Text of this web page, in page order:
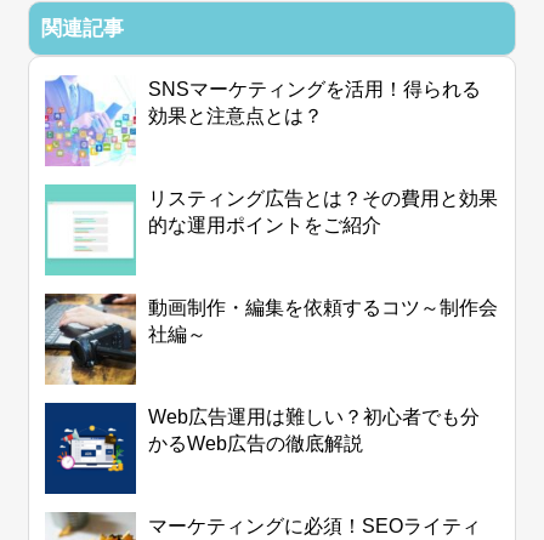
関連記事
SNSマーケティングを活用！得られる
効果と注意点とは？
リスティング広告とは？その費用と効果
的な運用ポイントをご紹介
動画制作・編集を依頼するコツ～制作会
社編～
Web広告運用は難しい？初心者でも分
かるWeb広告の徹底解説
マーケティングに必須！SEOライティ